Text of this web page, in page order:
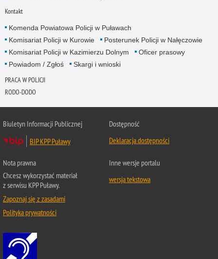
Kontakt
Komenda Powiatowa Policji w Puławach
Komisariat Policji w Kurowie
Posterunek Policji w Nałęczowie
Komisariat Policji w Kazimierzu Dolnym
Oficer prasowy
Powiadom / Zgłoś
Skargi i wnioski
PRACA W POLICJI
RODO-DODO
Biuletyn Informacji Publicznej
BIP KPP Puławy
Dostępność
Deklaracja dostępności
Nota prawna
Chcesz wykorzystać materiał
z serwisu KPP Puławy.
Zapoznaj się z zasadami
Polityka prywatności
Inne wersje portalu
wersja tekstowa